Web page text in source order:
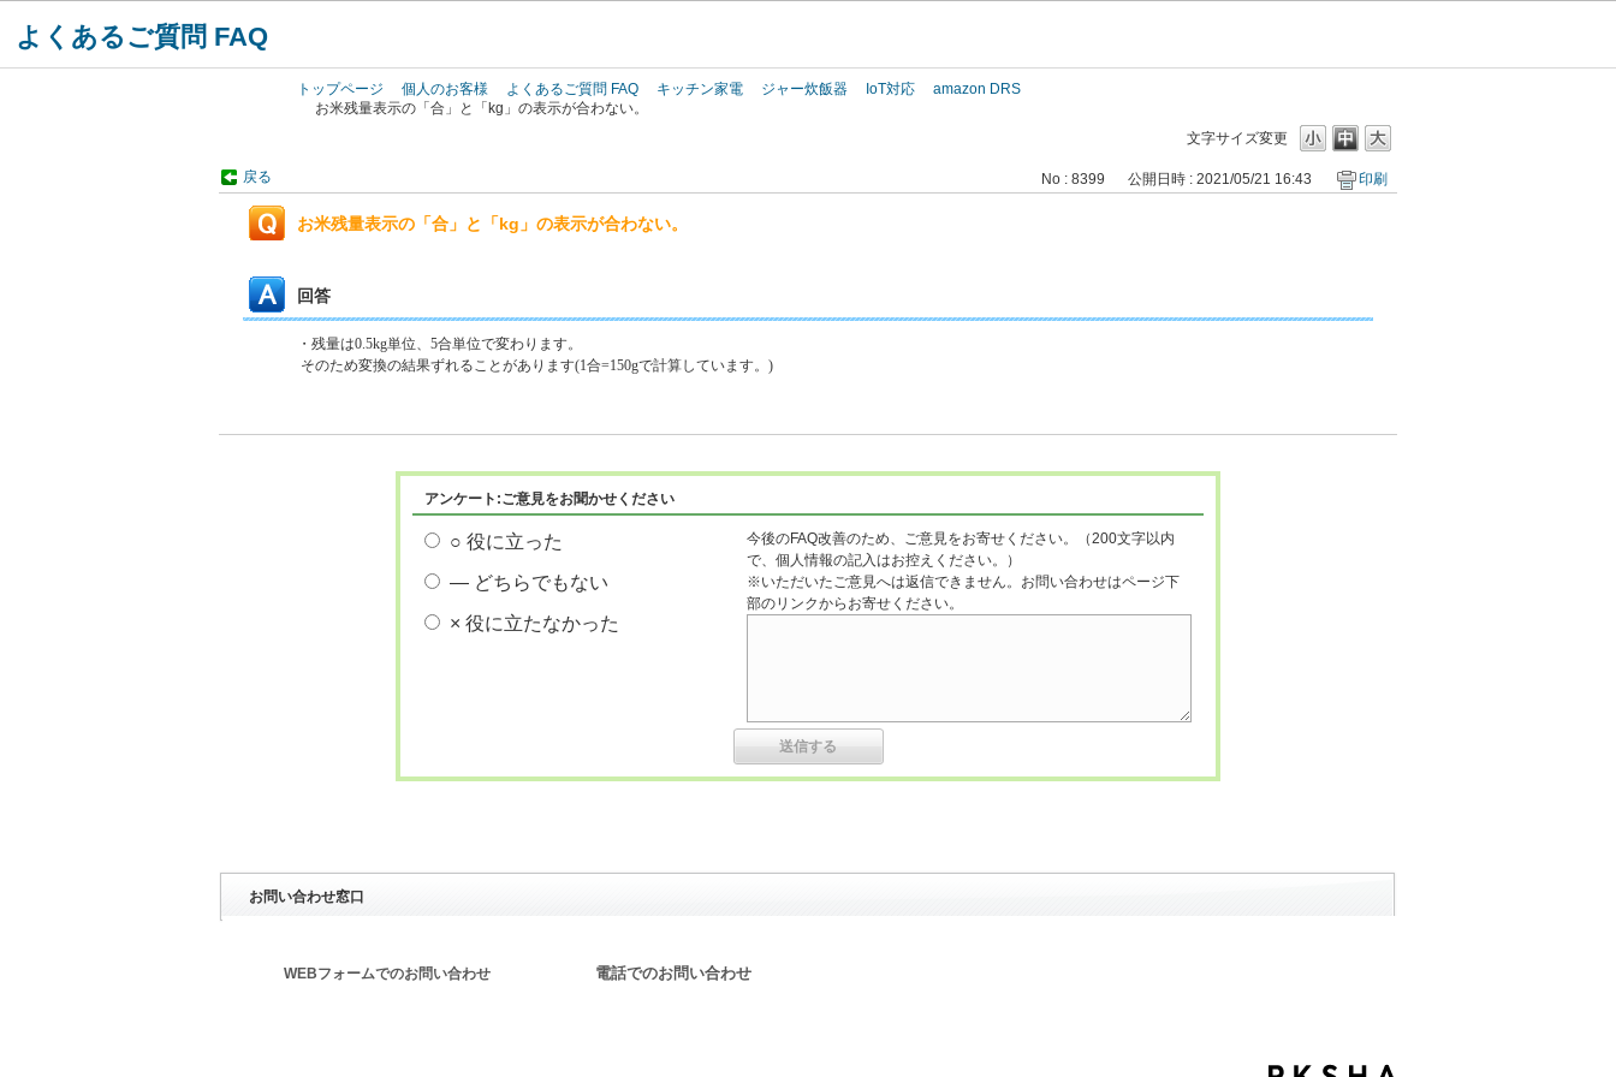
よくあるご質問 FAQ
トップページ 個人のお客様 よくあるご質問 FAQ キッチン家電 ジャー炊飯器 IoT対応
amazon DRS
お米残量表示の「合」と「kg」の表示が合わない。
文字サイズ変更
戻る No : 8399 公開日時 : 2021/05/21 16:43 印刷
お米残量表示の「合」と「kg」の表示が合わない。
回答
・残量は0.5kg単位、5合単位で変わります。
そのため変換の結果ずれることがあります(1合=150gで計算しています。)
アンケート:ご意見をお聞かせください
○ 役に立った
― どちらでもない
× 役に立たなかった
今後のFAQ改善のため、ご意見をお寄せください。（200文字以内
で、個人情報の記入はお控えください。）
※いただいたご意見へは返信できません。お問い合わせはページ下
部のリンクからお寄せください。
お問い合わせ窓口
WEBフォームでのお問い合わせ 電話でのお問い合わせ